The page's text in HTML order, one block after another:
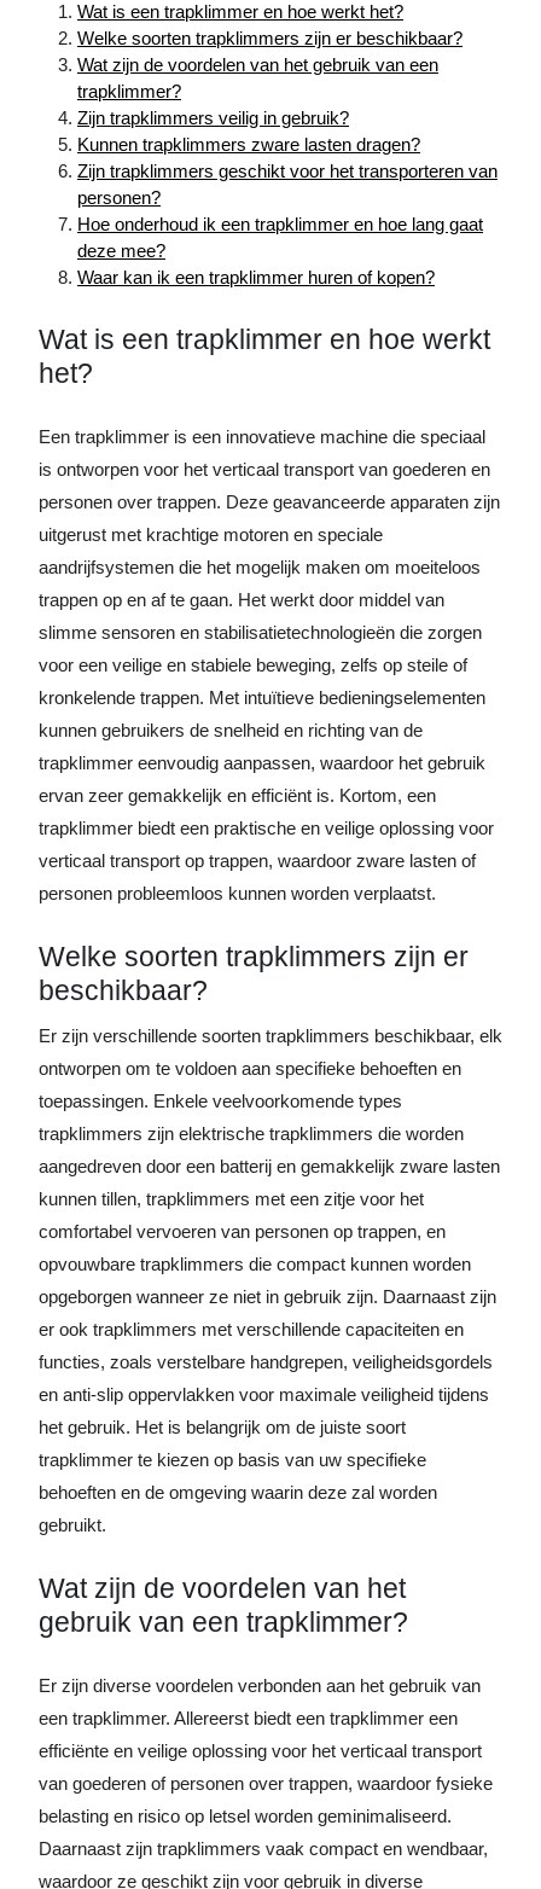
Wat is een trapklimmer en hoe werkt het?
Welke soorten trapklimmers zijn er beschikbaar?
Wat zijn de voordelen van het gebruik van een
trapklimmer?
Zijn trapklimmers veilig in gebruik?
Kunnen trapklimmers zware lasten dragen?
Zijn trapklimmers geschikt voor het transporteren van
personen?
Hoe onderhoud ik een trapklimmer en hoe lang gaat
deze mee?
Waar kan ik een trapklimmer huren of kopen?
Wat is een trapklimmer en hoe werkt
het?
Een trapklimmer is een innovatieve machine die speciaal
is ontworpen voor het verticaal transport van goederen en
personen over trappen. Deze geavanceerde apparaten zijn
uitgerust met krachtige motoren en speciale
aandrijfsystemen die het mogelijk maken om moeiteloos
trappen op en af te gaan. Het werkt door middel van
slimme sensoren en stabilisatietechnologieën die zorgen
voor een veilige en stabiele beweging, zelfs op steile of
kronkelende trappen. Met intuïtieve bedieningselementen
kunnen gebruikers de snelheid en richting van de
trapklimmer eenvoudig aanpassen, waardoor het gebruik
ervan zeer gemakkelijk en efficiënt is. Kortom, een
trapklimmer biedt een praktische en veilige oplossing voor
verticaal transport op trappen, waardoor zware lasten of
personen probleemloos kunnen worden verplaatst.
Welke soorten trapklimmers zijn er
beschikbaar?
Er zijn verschillende soorten trapklimmers beschikbaar, elk
ontworpen om te voldoen aan specifieke behoeften en
toepassingen. Enkele veelvoorkomende types
trapklimmers zijn elektrische trapklimmers die worden
aangedreven door een batterij en gemakkelijk zware lasten
kunnen tillen, trapklimmers met een zitje voor het
comfortabel vervoeren van personen op trappen, en
opvouwbare trapklimmers die compact kunnen worden
opgeborgen wanneer ze niet in gebruik zijn. Daarnaast zijn
er ook trapklimmers met verschillende capaciteiten en
functies, zoals verstelbare handgrepen, veiligheidsgordels
en anti-slip oppervlakken voor maximale veiligheid tijdens
het gebruik. Het is belangrijk om de juiste soort
trapklimmer te kiezen op basis van uw specifieke
behoeften en de omgeving waarin deze zal worden
gebruikt.
Wat zijn de voordelen van het
gebruik van een trapklimmer?
Er zijn diverse voordelen verbonden aan het gebruik van
een trapklimmer. Allereerst biedt een trapklimmer een
efficiënte en veilige oplossing voor het verticaal transport
van goederen of personen over trappen, waardoor fysieke
belasting en risico op letsel worden geminimaliseerd.
Daarnaast zijn trapklimmers vaak compact en wendbaar,
waardoor ze geschikt zijn voor gebruik in diverse